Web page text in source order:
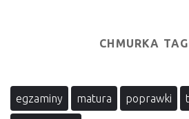
CHMURKA
egzaminy matura poprawki